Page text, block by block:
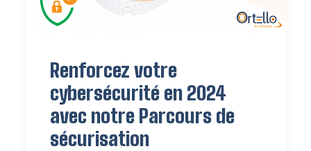
Renforcez votre
cybersécurité en 2024
avec notre Parcours de
sécurisation